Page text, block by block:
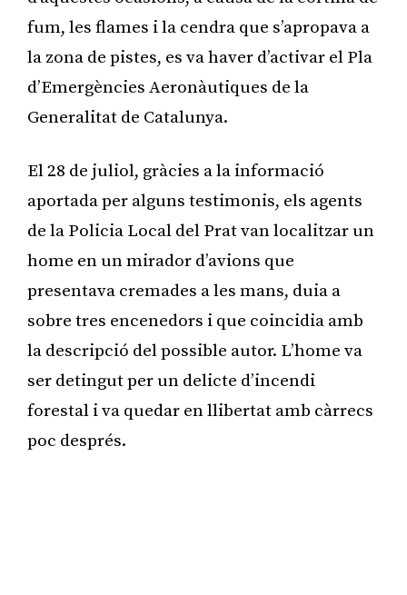
fum, les flames i la cendra que s’apropava a
la zona de pistes, es va haver d’activar el Pla
d’Emergències Aeronàutiques de la
Generalitat de Catalunya.
El 28 de juliol, gràcies a la informació
aportada per alguns testimonis, els agents
de la Policia Local del Prat van localitzar un
home en un mirador d’avions que
presentava cremades a les mans, duia a
sobre tres encenedors i que coincidia amb
la descripció del possible autor. L’home va
ser detingut per un delicte d’incendi
forestal i va quedar en llibertat amb càrrecs
poc després.